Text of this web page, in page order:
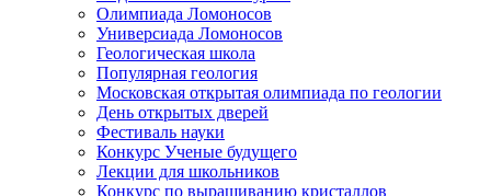
Олимпиада Ломоносов
Универсиада Ломоносов
Геологическая школа
Популярная геология
Московская открытая олимпиада по геологии
День открытых дверей
Фестиваль науки
Конкурс Ученые будущего
Лекции для школьников
Конкурс по выращиванию кристаллов